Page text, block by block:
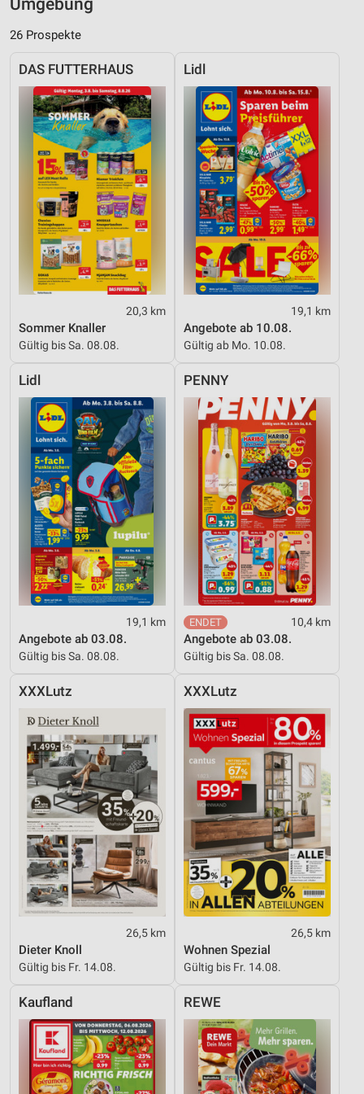
Umgebung
26 Prospekte
DAS FUTTERHAUS
20,3 km
Sommer Knaller
Gültig bis Sa. 08.08.
Lidl
19,1 km
Angebote ab 10.08.
Gültig ab Mo. 10.08.
Lidl
19,1 km
Angebote ab 03.08.
Gültig bis Sa. 08.08.
PENNY
10,4 km
Angebote ab 03.08.
Gültig bis Sa. 08.08.
XXXLutz
26,5 km
Dieter Knoll
Gültig bis Fr. 14.08.
XXXLutz
26,5 km
Wohnen Spezial
Gültig bis Fr. 14.08.
Kaufland REWE